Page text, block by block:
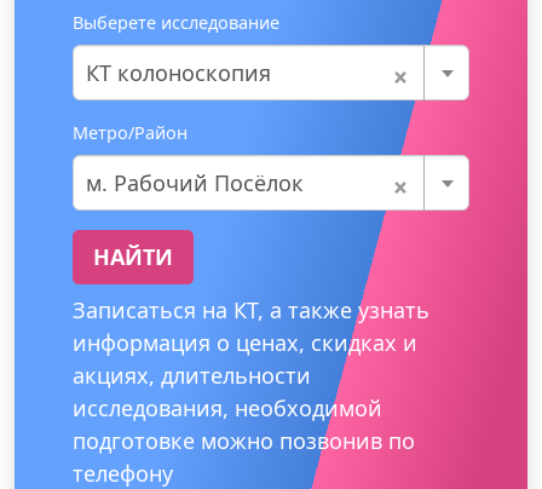
Выберете исследование
×
КТ колоноскопия
Метро/Район
×
м. Рабочий Посёлок
НАЙТИ
Записаться на КТ, а также узнать
информация о ценах, скидках и
акциях, длительности
исследования, необходимой
подготовке можно позвонив по
телефону